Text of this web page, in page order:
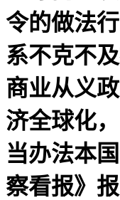
令的做法
系不克不
商业从义
济全球化
当办法本
察看报》